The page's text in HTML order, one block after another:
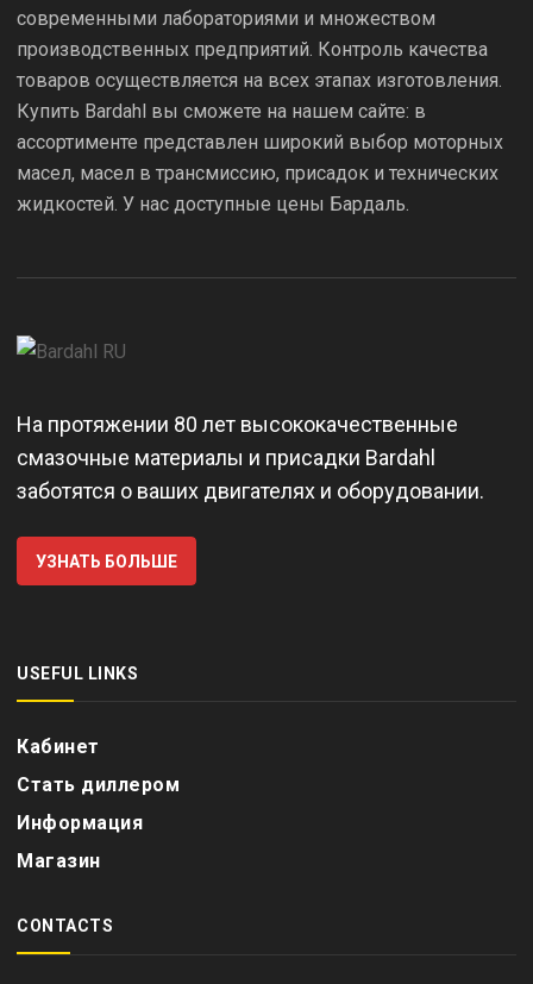
современными лабораториями и множеством
производственных предприятий. Контроль качества
товаров осуществляется на всех этапах изготовления.
Купить Bardahl вы сможете на нашем сайте: в
ассортименте представлен широкий выбор моторных
масел, масел в трансмиссию, присадок и технических
жидкостей. У нас доступные цены Бардаль.
На протяжении 80 лет высококачественные
смазочные материалы и присадки Bardahl
заботятся о ваших двигателях и оборудовании.
УЗНАТЬ БОЛЬШЕ
USEFUL LINKS
Кабинет
Стать диллером
Информация
Магазин
CONTACTS